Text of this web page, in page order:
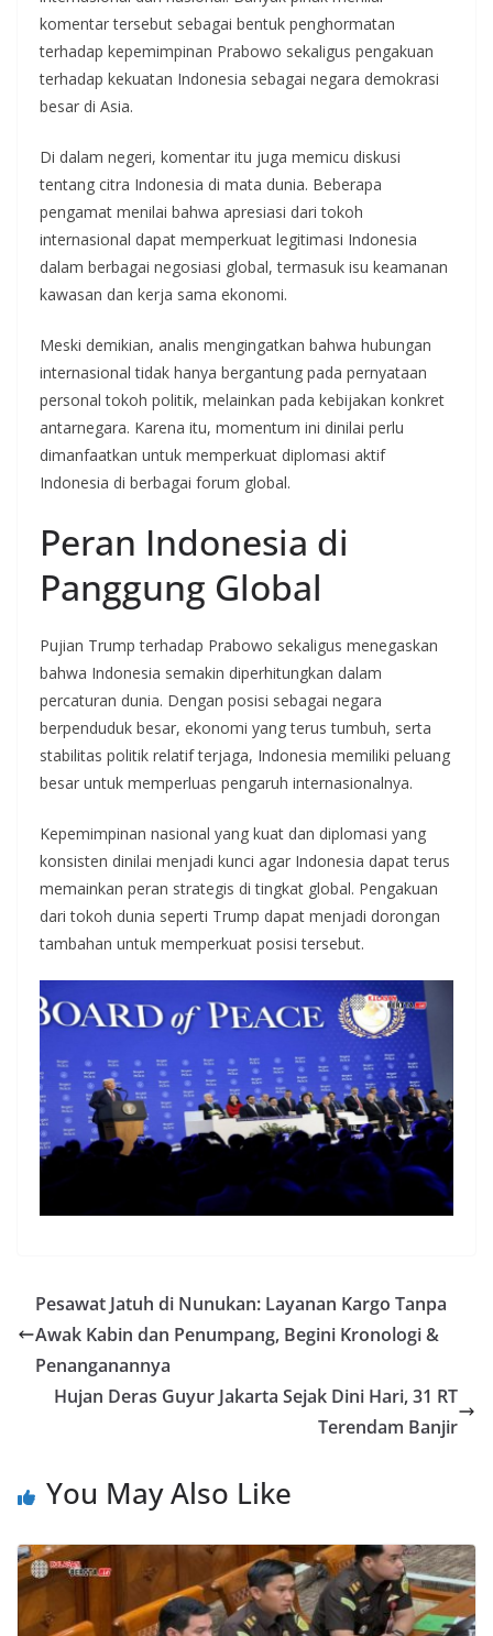
komentar tersebut sebagai bentuk penghormatan
terhadap kepemimpinan Prabowo sekaligus pengakuan
terhadap kekuatan Indonesia sebagai negara demokrasi
besar di Asia.
Di dalam negeri, komentar itu juga memicu diskusi
tentang citra Indonesia di mata dunia. Beberapa
pengamat menilai bahwa apresiasi dari tokoh
internasional dapat memperkuat legitimasi Indonesia
dalam berbagai negosiasi global, termasuk isu keamanan
kawasan dan kerja sama ekonomi.
Meski demikian, analis mengingatkan bahwa hubungan
internasional tidak hanya bergantung pada pernyataan
personal tokoh politik, melainkan pada kebijakan konkret
antarnegara. Karena itu, momentum ini dinilai perlu
dimanfaatkan untuk memperkuat diplomasi aktif
Indonesia di berbagai forum global.
Peran Indonesia di
Panggung Global
Pujian Trump terhadap Prabowo sekaligus menegaskan
bahwa Indonesia semakin diperhitungkan dalam
percaturan dunia. Dengan posisi sebagai negara
berpenduduk besar, ekonomi yang terus tumbuh, serta
stabilitas politik relatif terjaga, Indonesia memiliki peluang
besar untuk memperluas pengaruh internasionalnya.
Kepemimpinan nasional yang kuat dan diplomasi yang
konsisten dinilai menjadi kunci agar Indonesia dapat terus
memainkan peran strategis di tingkat global. Pengakuan
dari tokoh dunia seperti Trump dapat menjadi dorongan
tambahan untuk memperkuat posisi tersebut.
Pesawat Jatuh di Nunukan: Layanan Kargo Tanpa
Awak Kabin dan Penumpang, Begini Kronologi &
Penanganannya
Hujan Deras Guyur Jakarta Sejak Dini Hari, 31 RT
Terendam Banjir
You May Also Like